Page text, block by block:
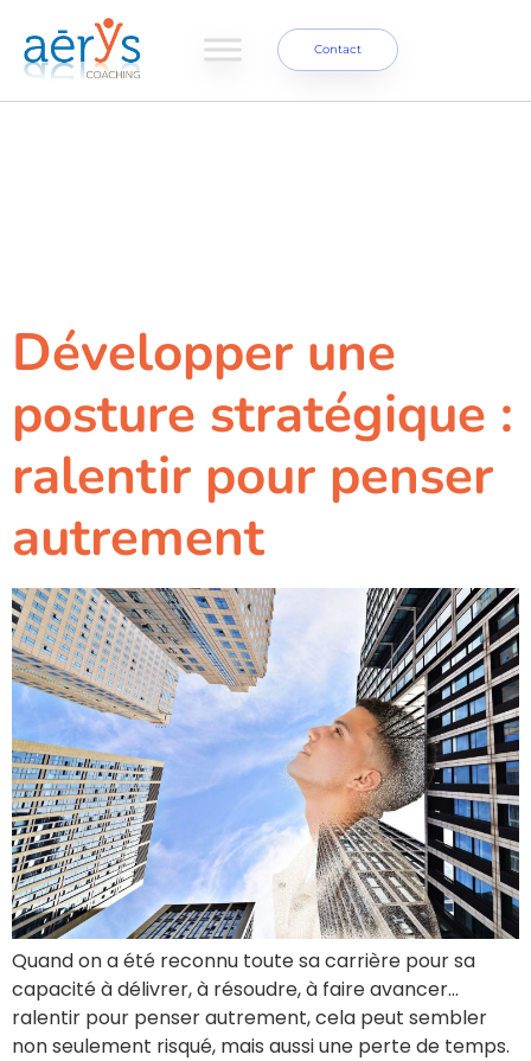
Contact
Développer une
posture stratégique :
ralentir pour penser
autrement
Quand on a été reconnu toute sa carrière pour sa
capacité à délivrer, à résoudre, à faire avancer…
ralentir pour penser autrement, cela peut sembler
non seulement risqué, mais aussi une perte de temps.